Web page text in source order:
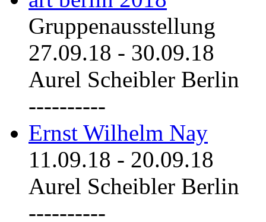
Gruppenausstellung
27.09.18 - 30.09.18
Aurel Scheibler Berlin
----------
Ernst Wilhelm Nay
11.09.18 - 20.09.18
Aurel Scheibler Berlin
----------